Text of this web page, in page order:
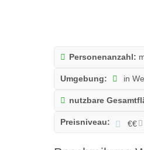
Personenanzahl:
Umgebung: in
nutzbare
Preisniveau: €€